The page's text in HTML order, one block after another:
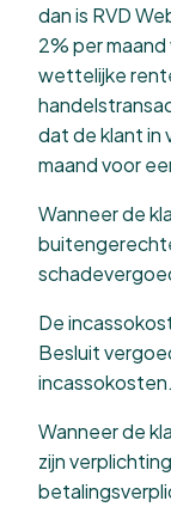
dan is RVD
2% per
wettelijke
dat de klant in
maand voor
Wanneer de
De
Besluit
incassokosten.
Wanneer de
zijn